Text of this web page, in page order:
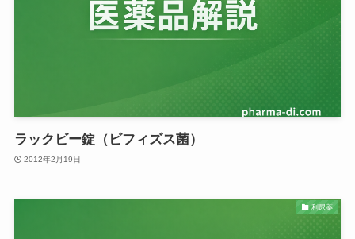
ラックビー錠（ビフィズス菌）
2012年2月19日
利尿薬